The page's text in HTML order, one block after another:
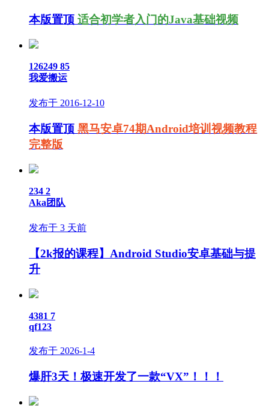
本版置顶 适合初学者入门的Java基础视频
126249 85
我爱搬运
发布于 2016-12-10
本版置顶 黑马安卓74期Android培训视频教程
完整版
234 2
Aka团队
发布于 3 天前
【2k报的课程】Android Studio安卓基础与提
升
4381 7
qf123
发布于 2026-1-4
爆肝3天！极速开发了一款“VX”！！！